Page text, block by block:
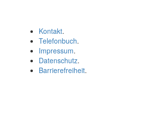
Kontakt.
Telefonbuch.
Impressum.
Datenschutz.
Barrierefreiheit.